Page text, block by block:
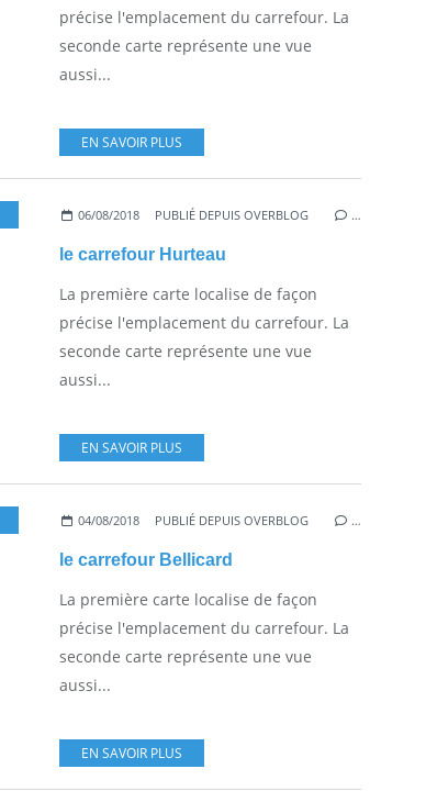
précise l'emplacement du carrefour. La
seconde carte représente une vue
aussi...
EN SAVOIR PLUS
06/08/2018 PUBLIÉ DEPUIS OVERBLOG …
le carrefour Hurteau
La première carte localise de façon
précise l'emplacement du carrefour. La
seconde carte représente une vue
aussi...
EN SAVOIR PLUS
04/08/2018 PUBLIÉ DEPUIS OVERBLOG …
le carrefour Bellicard
La première carte localise de façon
précise l'emplacement du carrefour. La
seconde carte représente une vue
aussi...
EN SAVOIR PLUS